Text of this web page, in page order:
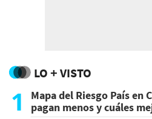
LO + VISTO
1
Mapa del Riesgo País en
pagan menos y cuáles